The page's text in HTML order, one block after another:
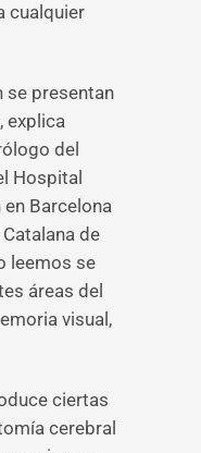
cualquier
se presentan
explica
del
Hospital
en Barcelona
de
leemos se
áreas del
visual,
ciertas
cerebral